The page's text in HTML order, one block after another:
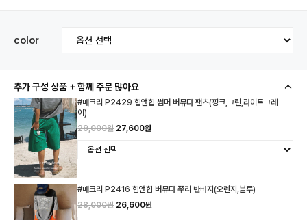
color
추가 구성 상품 + 함께 주문 많아요
#매크리 P2429 힙앤힙 썸머 버뮤다 팬츠(핑크,그린,라이트그레
이)
29,000원 27,600원
#매크리 P2416 힙앤힙 버뮤다 쭈리 반바지(오렌지,블루)
28,000원 26,600원